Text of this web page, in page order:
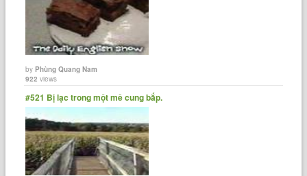
byPhùng Quang Nam
922 views
#521 Bị lạc trong một mê cung bắp.